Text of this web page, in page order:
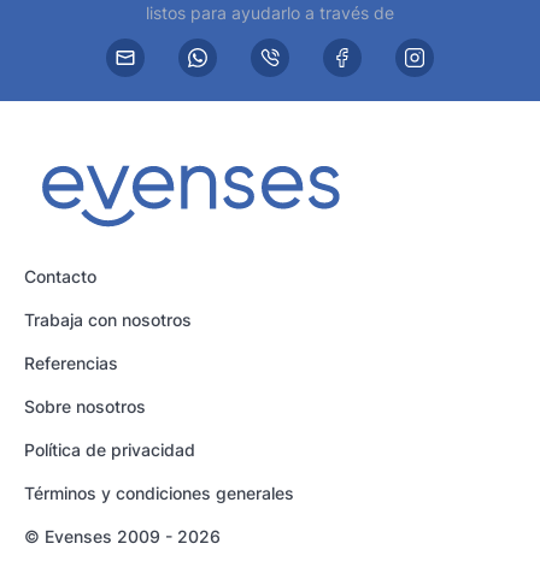
listos para ayudarlo a través de
Contacto
Trabaja con nosotros
Referencias
Sobre nosotros
Política de privacidad
Términos y condiciones generales
© Evenses 2009 - 2026